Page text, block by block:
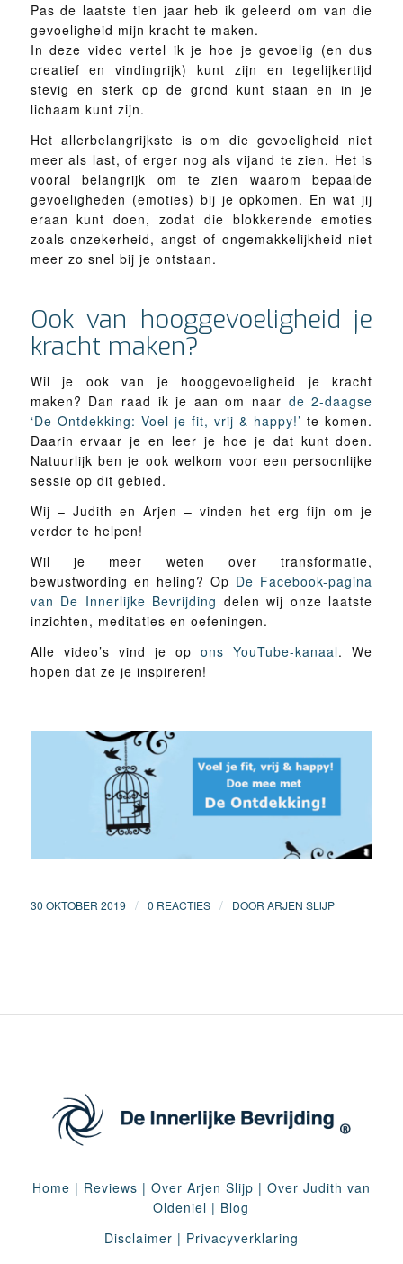
Pas de laatste tien jaar heb ik geleerd om van die
gevoeligheid mijn kracht te maken.
In deze video vertel ik je hoe je gevoelig (en dus
creatief en vindingrijk) kunt zijn en tegelijkertijd
stevig en sterk op de grond kunt staan en in je
lichaam kunt zijn.
Het allerbelangrijkste is om die gevoeligheid niet
meer als last, of erger nog als vijand te zien. Het is
vooral belangrijk om te zien waarom bepaalde
gevoeligheden (emoties) bij je opkomen. En wat jij
eraan kunt doen, zodat die blokkerende emoties
zoals onzekerheid, angst of ongemakkelijkheid niet
meer zo snel bij je ontstaan.
Ook van hooggevoeligheid je
kracht maken?
Wil je ook van je hooggevoeligheid je kracht
maken? Dan raad ik je aan om naar de 2-daagse
‘De Ontdekking: Voel je fit, vrij & happy!’ te komen.
Daarin ervaar je en leer je hoe je dat kunt doen.
Natuurlijk ben je ook welkom voor een persoonlijke
sessie op dit gebied.
Wij – Judith en Arjen – vinden het erg fijn om je
verder te helpen!
Wil je meer weten over transformatie,
bewustwording en heling? Op De Facebook-pagina
van De Innerlijke Bevrijding delen wij onze laatste
inzichten, meditaties en oefeningen.
Alle video’s vind je opons YouTube-kanaal. We
hopen dat ze je inspireren!
30 OKTOBER 2019 / 0 REACTIES / DOOR ARJEN SLIJP
Home | Reviews | Over Arjen Slijp | Over Judith van
Oldeniel | Blog
Disclaimer | Privacyverklaring